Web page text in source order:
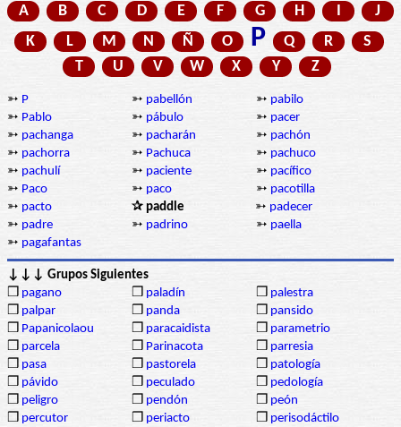
A B C D E F G H I
J
K
L M N Ñ O P Q R
S
T
U V W X Y Z
➳ P ➳ pabellón ➳ pabilo
➳ Pablo ➳ pábulo ➳ pacer
➳ pachanga ➳ pacharán ➳ pachón
➳ pachorra ➳ Pachuca ➳ pachuco
➳ pachulí ➳ paciente ➳ pacífico
➳ Paco ➳ paco ➳ pacotilla
➳ pacto ✰ paddle ➳ padecer
➳ padre ➳ padrino ➳ paella
➳ pagafantas
↓↓↓ Grupos Siguientes
❒ pagano ❒ paladín ❒ palestra
❒ palpar ❒ panda ❒ pansido
❒ Papanicolaou ❒ paracaidista ❒ parametrio
❒ parcela ❒ Parinacota ❒ parresia
❒ pasa ❒ pastorela ❒ patología
❒ pávido ❒ peculado ❒ pedología
❒ peligro ❒ pendón ❒ peón
❒ percutor ❒ periacto ❒ perisodáctilo